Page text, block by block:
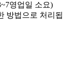
영업일 소요)
방법으로 처리됩